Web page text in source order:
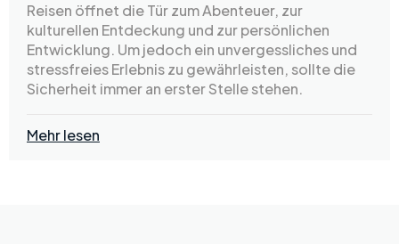
Reisen öffnet die Tür zum Abenteuer, zur
kulturellen Entdeckung und zur persönlichen
Entwicklung. Um jedoch ein unvergessliches und
stressfreies Erlebnis zu gewährleisten, sollte die
Sicherheit immer an erster Stelle stehen.
Mehr lesen